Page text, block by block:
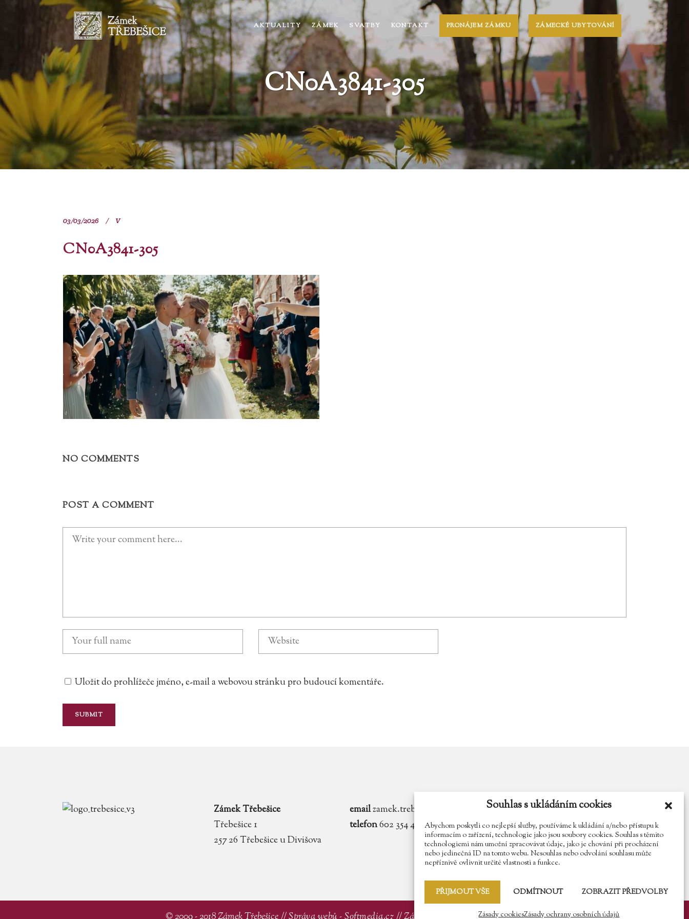
Souhlas s ukládáním cookies
Abychom poskytli co nejlepší služby, používáme k ukládání a/nebo přístupu k
informacím o zařízení, technologie jako jsou soubory cookies. Souhlas s těmito
technologiemi nám umožní zpracovávat údaje, jako je chování při procházení
nebo jedinečná ID na tomto webu. Nesouhlas nebo odvolání souhlasu může
nepříznivě ovlivnit určité vlastnosti a funkce.
PŘIJMOUT VŠE ODMÍTNOUT ZOBRAZIT PŘEDVOLBY
Zásady cookiesZásady ochrany osobních údajů
AKTUALITY ZÁMEK SVATBY KONTAKT PRONÁJEM ZÁMKU ZÁMECKÉ UBYTOVÁNÍ
CN0A3841-305
03/03/2026 V
CN0A3841-305
NO COMMENTS
POST A COMMENT
Uložit do prohlížeče jméno, e-mail a webovou stránku pro budoucí komentáře.
Zámek Třebešice
Třebešice 1
257 26 Třebešice u Divišova
emailzamek.trebesice@volny.cz
telefon602 354 467
Najdete nás na Facebooku
Sledujte náš Instagram